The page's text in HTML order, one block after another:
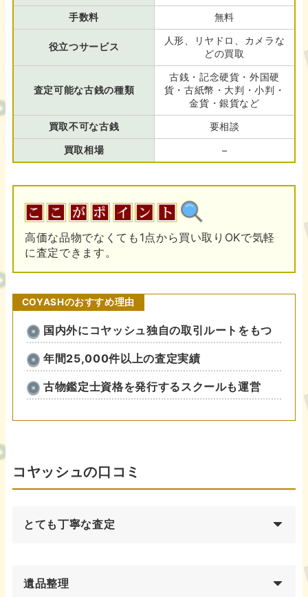
手数料
無料
役立つサービス
人形、リヤドロ、カメラな
どの買取
査定可能な古銭の種類
古銭・記念硬貨・外国硬
貨・古紙幣・大判・小判・
金貨・銀貨など
買取不可な古銭
要相談
買取相場
–
高価な品物でなくても1点から買い取りOKで気軽
に査定できます。
COYASHのおすすめ理由
国内外にコヤッシュ独自の取引ルートをもつ
年間25,000件以上の査定実績
古物鑑定士資格を発行するスクールも運営
コヤッシュの口コミ
とても丁寧な査定
遺品整理